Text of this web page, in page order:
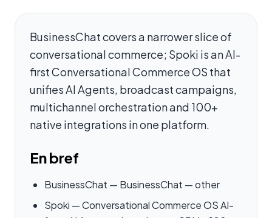
BusinessChat covers a narrower slice of
conversational commerce; Spoki is an AI-
first Conversational Commerce OS that
unifies AI Agents, broadcast campaigns,
multichannel orchestration and 100+
native integrations in one platform.
En bref
BusinessChat — BusinessChat — other
Spoki — Conversational Commerce OS AI-